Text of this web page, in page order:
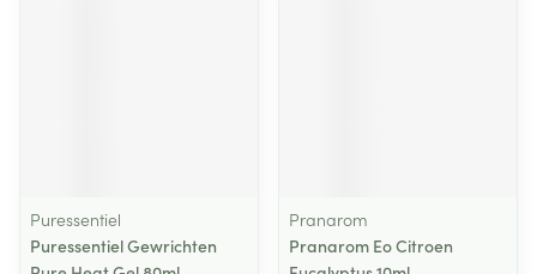
Puressentiel
Puressentiel Gewrichten
Pranarom
Pranarom Eo Citroen